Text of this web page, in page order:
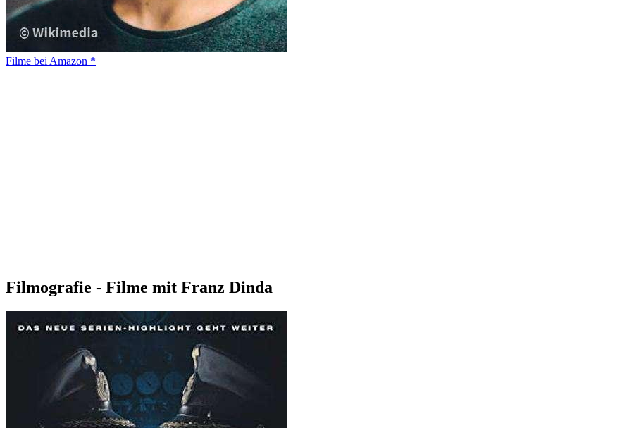
Filme bei Amazon *
Filmografie - Filme mit Franz Dinda